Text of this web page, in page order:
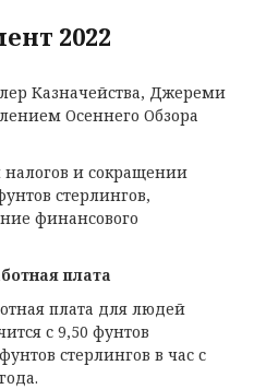
2022
Казначейства, Джереми
Осеннего Обзора
и сокращении
стерлингов,
финансового
плата
плата для людей
с 9,50 фунтов
стерлингов в час с